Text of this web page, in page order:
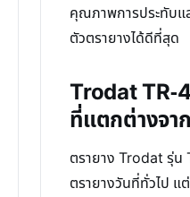
คุณภาพการประทับแ
ตัวตรายางได้ดีที่สุด
Trodat TR-
ที่แตกต่างจา
ตรายาง Trodat รุ่น
ตรายางวันที่ทั่วไป